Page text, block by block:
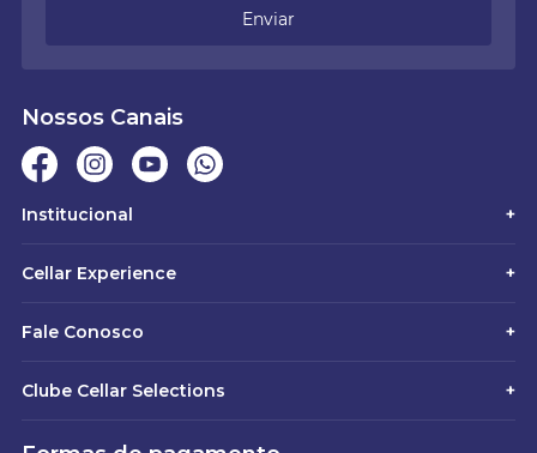
Enviar
Nossos Canais
Institucional +
Cellar Experience +
Fale Conosco +
Clube Cellar Selections +